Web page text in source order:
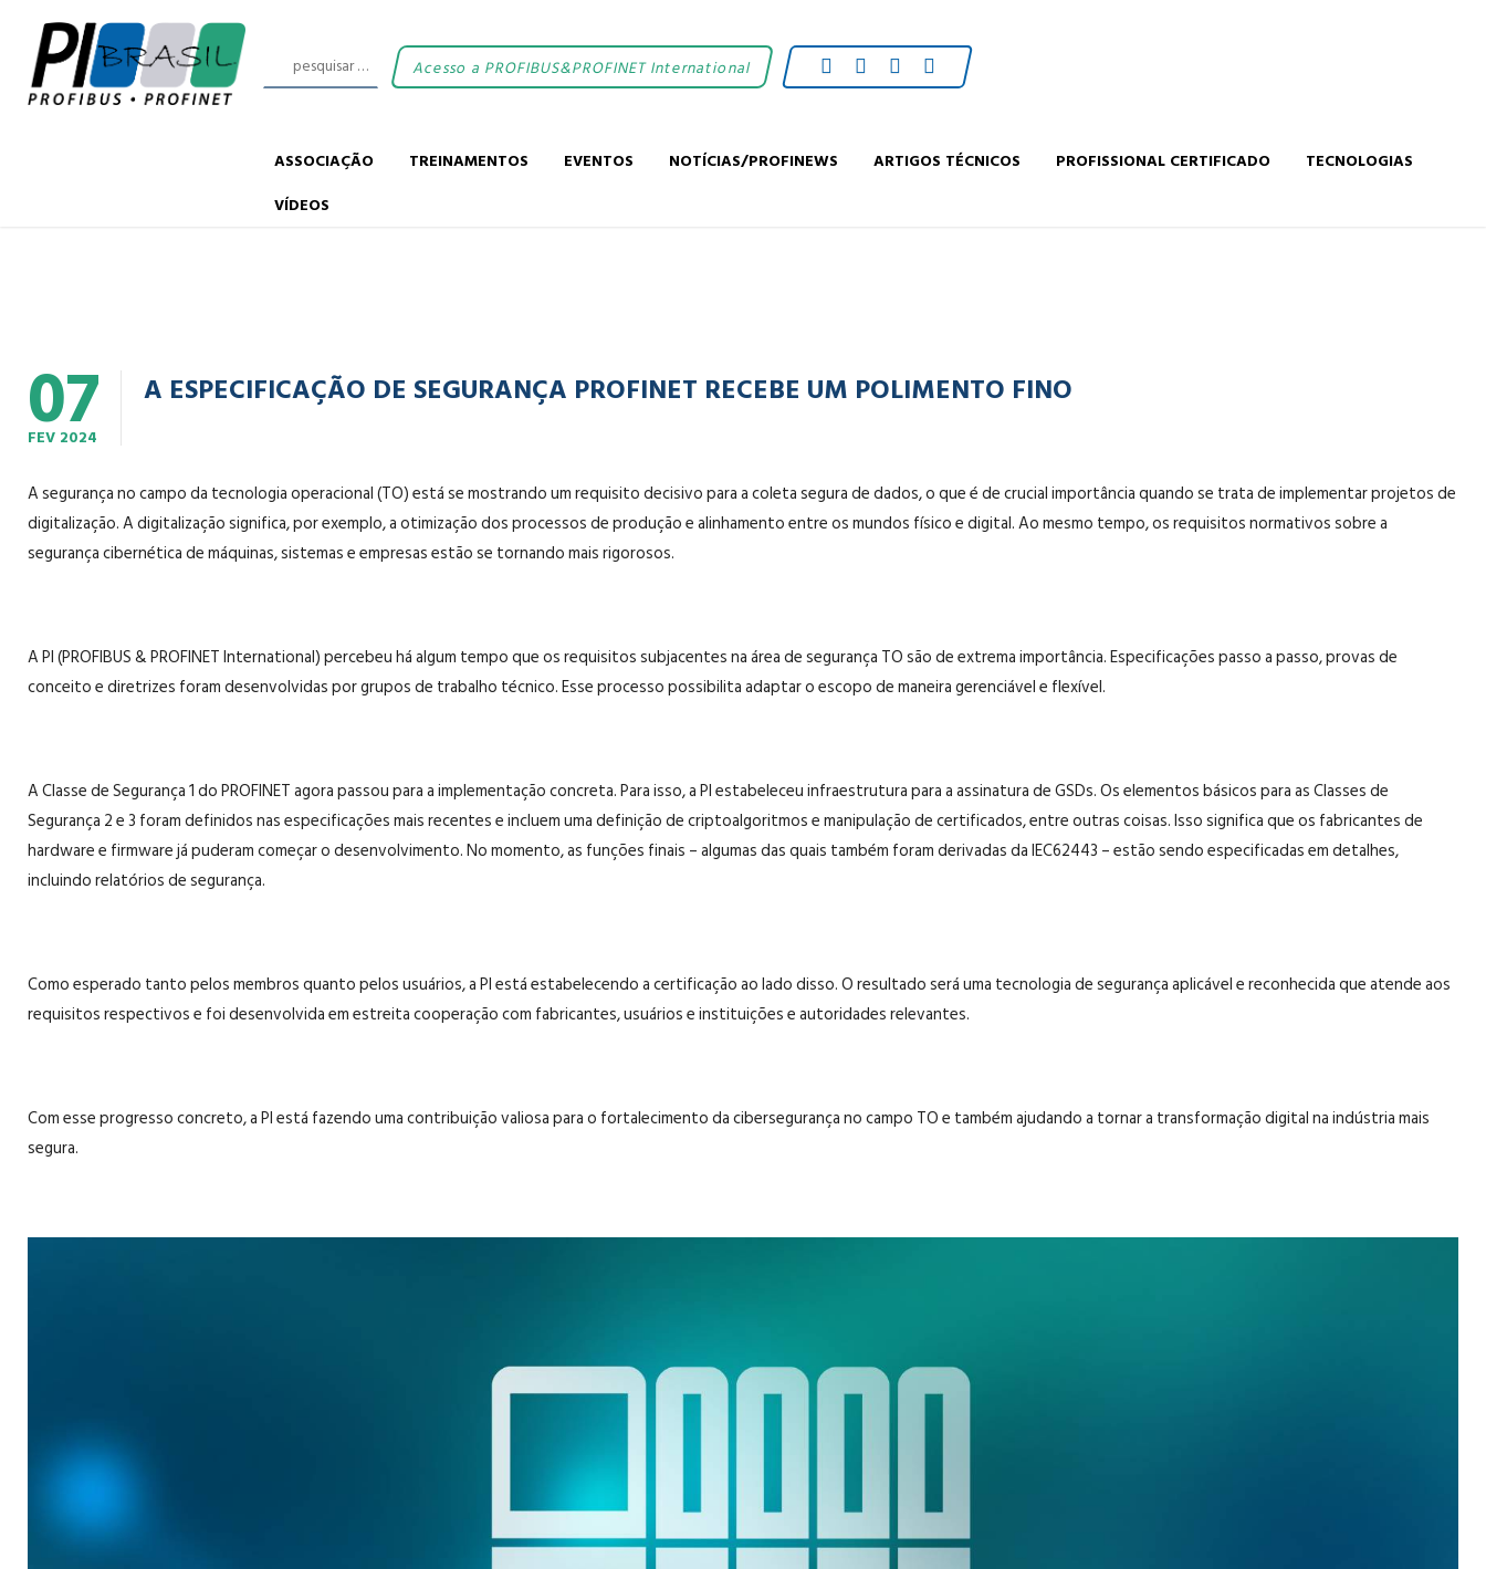
ASSOCIAÇÃO TREINAMENTOS EVENTOS NOTÍCIAS/PROFINEWS ARTIGOS TÉCNICOS PROFISSIONAL CERTIFICADO
TECNOLOGIAS
VÍDEOS
Acesso a PROFIBUS&PROFINET International
07
FEV 2024
A ESPECIFICAÇÃO DE SEGURANÇA PROFINET RECEBE UM POLIMENTO FINO
A segurança no campo da tecnologia operacional (TO) está se mostrando um requisito decisivo para a coleta segura de dados, o que é de crucial importância quando se trata de implementar projetos de
digitalização. A digitalização significa, por exemplo, a otimização dos processos de produção e alinhamento entre os mundos físico e digital. Ao mesmo tempo, os requisitos normativos sobre a
segurança cibernética de máquinas, sistemas e empresas estão se tornando mais rigorosos.
A PI (PROFIBUS & PROFINET International) percebeu há algum tempo que os requisitos subjacentes na área de segurança TO são de extrema importância. Especificações passo a passo, provas de
conceito e diretrizes foram desenvolvidas por grupos de trabalho técnico. Esse processo possibilita adaptar o escopo de maneira gerenciável e flexível.
A Classe de Segurança 1 do PROFINET agora passou para a implementação concreta. Para isso, a PI estabeleceu infraestrutura para a assinatura de GSDs. Os elementos básicos para as Classes de
Segurança 2 e 3 foram definidos nas especificações mais recentes e incluem uma definição de criptoalgoritmos e manipulação de certificados, entre outras coisas. Isso significa que os fabricantes de
hardware e firmware já puderam começar o desenvolvimento. No momento, as funções finais – algumas das quais também foram derivadas da IEC62443 – estão sendo especificadas em detalhes,
incluindo relatórios de segurança.
Como esperado tanto pelos membros quanto pelos usuários, a PI está estabelecendo a certificação ao lado disso. O resultado será uma tecnologia de segurança aplicável e reconhecida que atende aos
requisitos respectivos e foi desenvolvida em estreita cooperação com fabricantes, usuários e instituições e autoridades relevantes.
Com esse progresso concreto, a PI está fazendo uma contribuição valiosa para o fortalecimento da cibersegurança no campo TO e também ajudando a tornar a transformação digital na indústria mais
segura.